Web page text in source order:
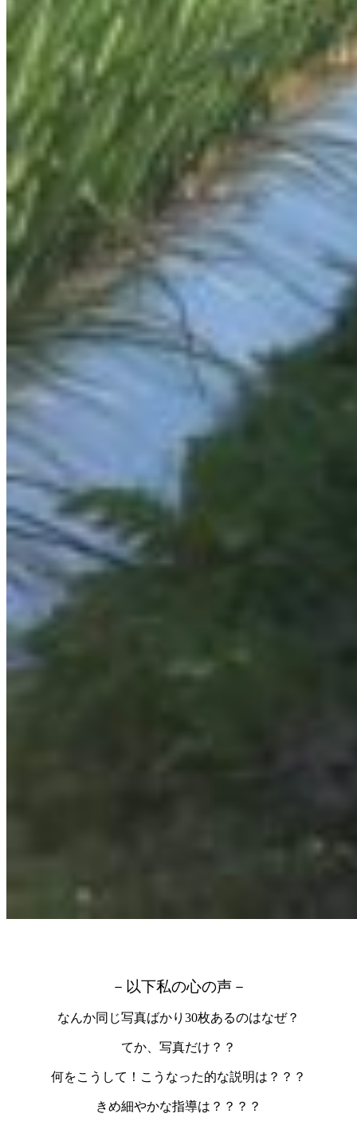
－以下私の心の声－
なんか同じ写真ばかり30枚あるのはなぜ？
てか、写真だけ？？
何をこうして！こうなった的な説明は？？？
きめ細やかな指導は？？？？